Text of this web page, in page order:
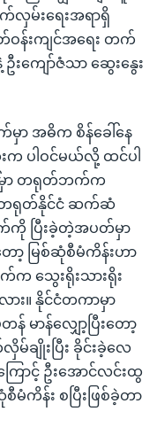
လှမ်းရေးအရာရှိ
ဝန်းကျင်အရေး တက်
းကျော်ဇံသာ ဆွေးနွေး
မှာ အဓိက စိန်ခေါ်နေ
ပါဝင်မယ်လို့ ထင်ပါ
ါ်မှာ တရုတ်ဘက်က
ရုတ်နိုင်ငံ ဆက်ဆံ
ကို ပြီးခဲ့တဲ့အပတ်မှာ
ာ့ မြစ်ဆုံစီမံကိန်းဟာ
က သွေးရိုးသားရိုး
။ နိုင်ငံတကာမှာ
မာန်လျှော့ပြီးတော့
ျိုးပြီး ခိုင်းခဲ့လေ
ောင့် ဦးအောင်လင်းထွ
မံကိန်း စပြီးဖြစ်ခဲ့တာ